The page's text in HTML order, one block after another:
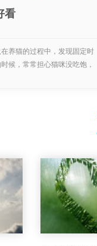
看
养猫的过程中，发现固定时
候，常常担心猫咪没吃饱，